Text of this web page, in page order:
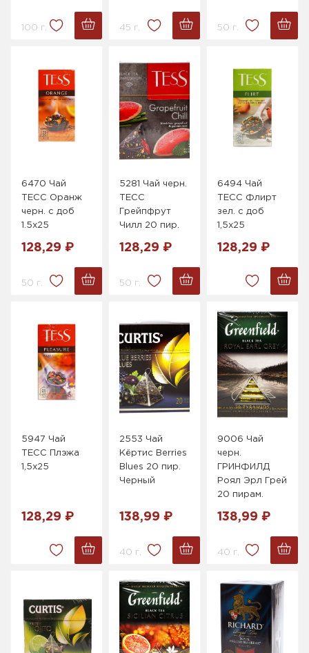
100 г. 45 г. 50 г.
6470 Чай
ТЕСС Оранж
черн. с доб
1.5х25
128,29 ₽
50 г.
5281 Чай черн.
ТЕСС
Грейпфрут
Чилл 20 пир.
128,29 ₽
50 г.
6494 Чай
ТЕСС Флирт
зел. с доб
1,5х25
128,29 ₽
5947 Чай
ТЕСС Плэжа
1,5х25
128,29 ₽
2553 Чай
Кёртис Berries
Blues 20 пир.
Черный
138,99 ₽
40 г.
9006 Чай
черн.
ГРИНФИЛД
Роял Эрл Грей
20 пирам.
138,99 ₽
40 г.